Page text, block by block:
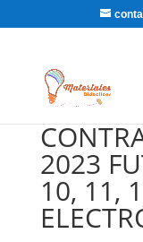
2023
10, 11,